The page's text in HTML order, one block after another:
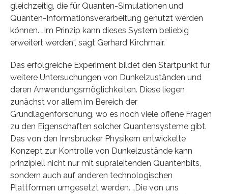
gleichzeitig, die für Quanten-Simulationen und
Quanten-Informationsverarbeitung genutzt werden
können. „Im Prinzip kann dieses System beliebig
erweitert werden“, sagt Gerhard Kirchmair.
Das erfolgreiche Experiment bildet den Startpunkt für
weitere Untersuchungen von Dunkelzuständen und
deren Anwendungsmöglichkeiten. Diese liegen
zunächst vor allem im Bereich der
Grundlagenforschung, wo es noch viele offene Fragen
zu den Eigenschaften solcher Quantensysteme gibt.
Das von den Innsbrucker Physikern entwickelte
Konzept zur Kontrolle von Dunkelzustände kann
prinzipiell nicht nur mit supraleitenden Quantenbits,
sondern auch auf anderen technologischen
Plattformen umgesetzt werden. „Die von uns